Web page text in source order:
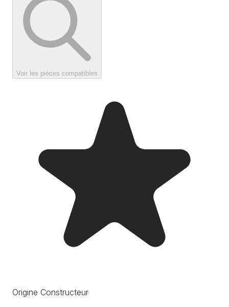
Voir les pièces compatibles
Origine Constructeur